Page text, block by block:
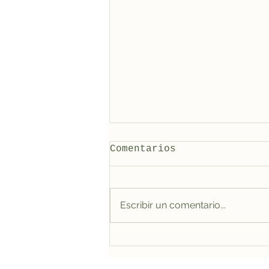
Comentarios
Escribir un comentario...